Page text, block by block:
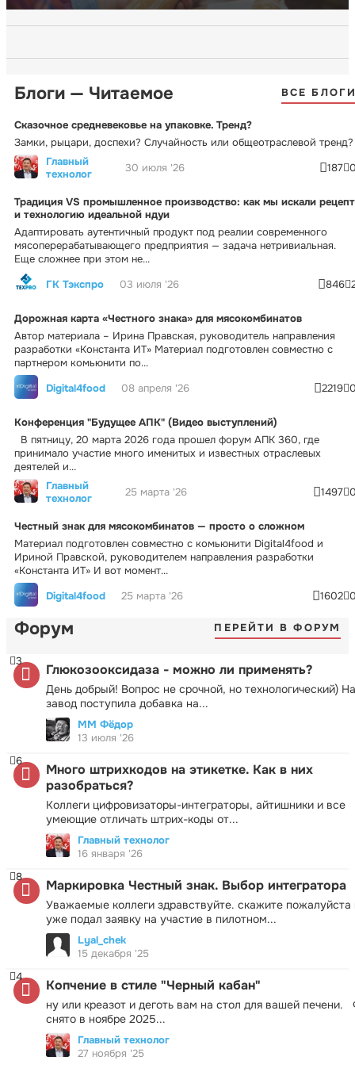
Блоги — Читаемое ВСЕ
Сказочное средневековье на упаковке. Тренд?
Замки, рыцари, доспехи? Случайность или общеотраслевой тренд?
Главный
технолог
30 июля '26 187
Традиция VS промышленное производство: как мы искали рецепт
и технологию идеальной ндуи
Адаптировать аутентичный продукт под реалии современного
мясоперерабатывающего предприятия — задача нетривиальная.
Еще сложнее при этом не...
ГК Тэкспро
03 июля '26 846
Дорожная карта «Честного знака» для мясокомбинатов
Автор материала – Ирина Правская, руководитель направления
разработки «Константа ИТ» Материал подготовлен совместно с
партнером комьюнити по...
Digital4food
08 апреля '26 2219
Конференция "Будущее АПК" (Видео выступлений)
В пятницу, 20 марта 2026 года прошел форум АПК 360, где
принимало участие много именитых и известных отраслевых
деятелей и...
Главный
технолог
25 марта '26 1497
Честный знак для мясокомбинатов — просто о сложном
Материал подготовлен совместно с комьюнити Digital4food и
Ириной Правской, руководителем направления разработки
«Константа ИТ» И вот момент...
Digital4food
25 марта '26 1602
Форум ПЕРЕЙТИ В ФОРУМ
Глюкозооксидаза - можно ли применять?
День добрый! Вопрос не срочной, но технологический) На
завод поступила добавка на...
3
ММ Фёдор
13 июля '26
Много штрихкодов на этикетке. Как в них
разобраться?
Коллеги цифровизаторы-интеграторы, айтишники и все
умеющие отличать штрих-коды от...
6
Главный технолог
16 января '26
Маркировка Честный знак. Выбор интегратора
Уважаемые коллеги здравствуйте. скажите пожалуйста
уже подал заявку на участие в пилотном...
8
Lyal_chek
15 декабря '25
Копчение в стиле "Черный кабан"
ну или креазот и деготь вам на стол для вашей печени.
снято в ноябре 2025...
4
Главный технолог
27 ноября '25